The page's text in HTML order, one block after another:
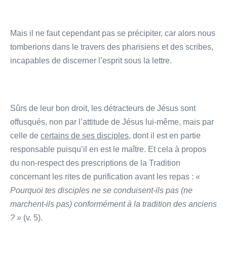
Mais il ne faut cependant pas se précipiter, car alors nous
tomberions dans le travers des pharisiens et des scribes,
incapables de discerner l’esprit sous la lettre.
Sûrs de leur bon droit, les détracteurs de Jésus sont
offusqués, non par l’attitude de Jésus lui-même, mais par
celle de certains de ses disciples, dont il est en partie
responsable puisqu’il en est le maître. Et cela à propos
du non-respect des prescriptions de la Tradition
concernant les rites de purification avant les repas : «
Pourquoi tes disciples ne se conduisent-ils pas (ne
marchent-ils pas) conformément à la tradition des anciens
? » (v. 5).